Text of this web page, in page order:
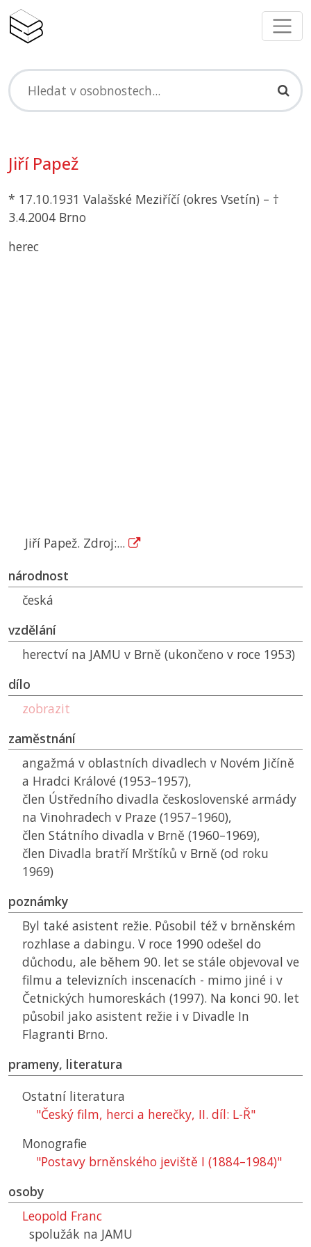
Jiří Papež
* 17.10.1931 Valašské Meziříčí (okres Vsetín) – †
3.4.2004 Brno
herec
Jiří Papež. Zdroj:...
národnost
česká
vzdělání
herectví na JAMU v Brně (ukončeno v roce 1953)
dílo
zobrazit
zaměstnání
angažmá v oblastních divadlech v Novém Jičíně
a Hradci Králové (1953–1957),
člen Ústředního divadla československé armády
na Vinohradech v Praze (1957–1960),
člen Státního divadla v Brně (1960–1969),
člen Divadla bratří Mrštíků v Brně (od roku
1969)
poznámky
Byl také asistent režie. Působil též v brněnském
rozhlase a dabingu. V roce 1990 odešel do
důchodu, ale během 90. let se stále objevoval ve
filmu a televizních inscenacích - mimo jiné i v
Četnických humoreskách (1997). Na konci 90. let
působil jako asistent režie i v Divadle In
Flagranti Brno.
prameny, literatura
Ostatní literatura
"Český film, herci a herečky, II. díl: L-Ř"
Monografie
"Postavy brněnského jeviště I (1884–1984)"
osoby
Leopold Franc
spolužák na JAMU